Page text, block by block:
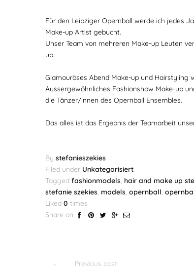
Für den Leipziger Opernball werde ich jedes
Make-up Artist gebucht.
Unser Team von mehreren Make-up Leuten
up.
Glamouröses Abend Make-up und Hairstyling
Aussergewöhnliches Fashionshow Make-up
die Tänzer/innen des Opernball Ensembles.
Das alles ist das Ergebnis der Teamarbeit
By stefanieszekies
Filed under Unkategorisiert.
Tagged fashionmodels, hair and make up
stefanie szekies, models, opernball,
Liked 0 times
Share on
Previous post